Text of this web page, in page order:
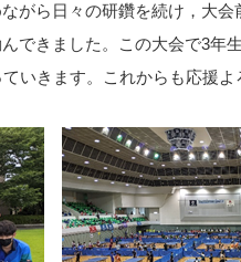
がら日々の研鑽を続け，大
できました。この大会で3年
いきます。これからも応援よ